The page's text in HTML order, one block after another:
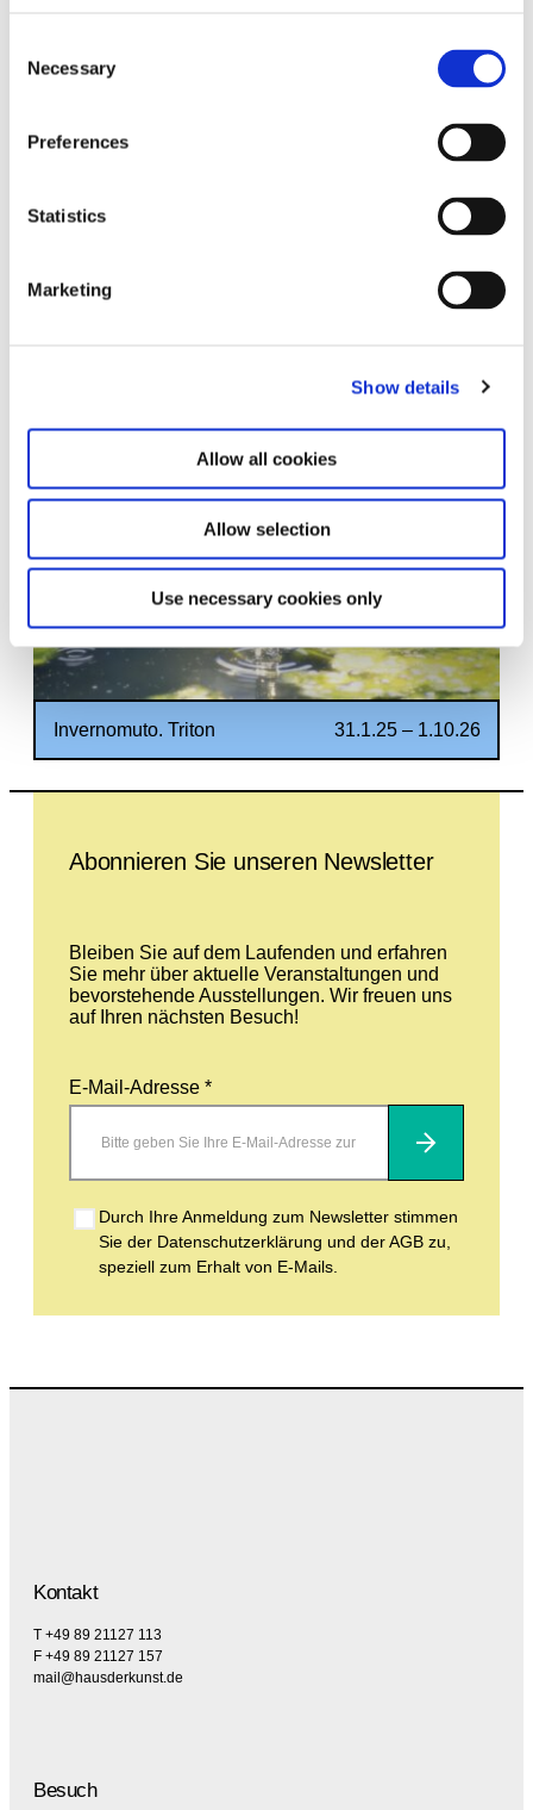
Selection
Necessary
Preferences
Statistics
Marketing
Show details
Allow all cookies
Allow selection
Use necessary cookies only
Invernomuto. Triton 31.1.25 – 1.10.26
Abonnieren Sie unseren Newsletter
Bleiben Sie auf dem Laufenden und erfahren
Sie mehr über aktuelle Veranstaltungen und
bevorstehende Ausstellungen. Wir freuen uns
auf Ihren nächsten Besuch!
E-Mail-Adresse *
Abonnieren
Durch Ihre Anmeldung zum Newsletter stimmen
Sie der Datenschutzerklärung und der AGB zu,
speziell zum Erhalt von E-Mails.
Kontakt
T +49 89 21127 113
F +49 89 21127 157
mail@hausderkunst.de
Besuch